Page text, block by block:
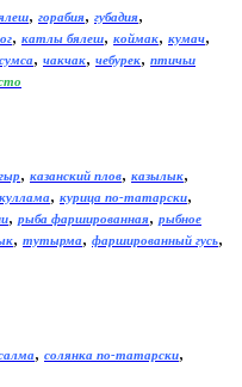
, горабия, губадия,
, катлы бялеш, коймак, кумач,
сумса, чакчак, чебурек, птичьи
, казанский плов, казылык,
куллама, курица по-татарски,
, рыба фаршированная, рыбное
, тутырма, фаршированный гусь,
, солянка по-татарски,